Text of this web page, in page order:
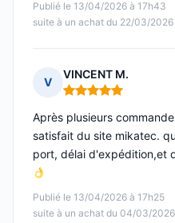
Publié le 13/04/2026 à 17h43
suite à un achat du 22/03/2026
V
VINCENT M.
Note : 5 sur 5
Publié le 13/04/2026 à 17h25
suite à un achat du 04/03/2026
Après plusieurs
satisfait du site mikatec.
port, délai d'expédition,et